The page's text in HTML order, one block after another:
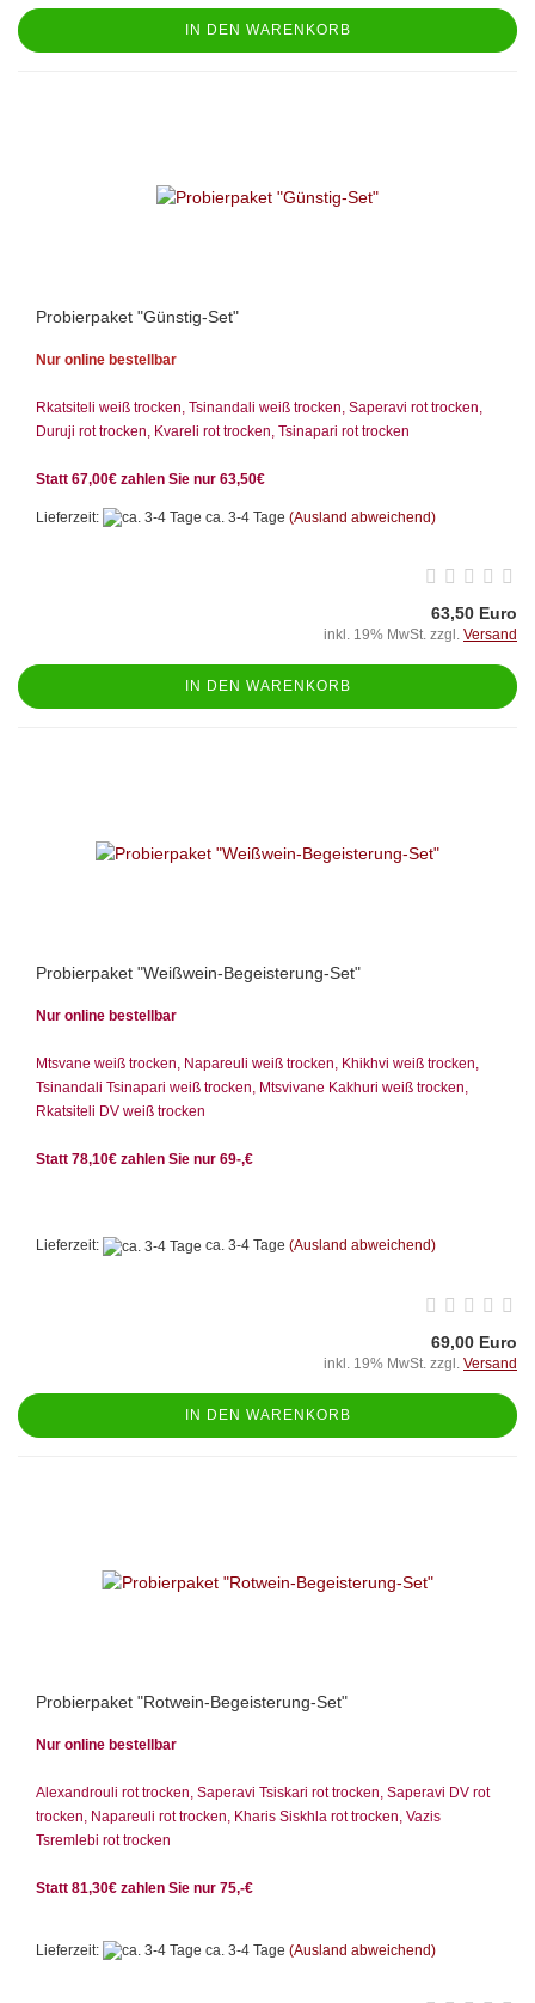
IN DEN WARENKORB
Probierpaket "Günstig-Set"
Nur online bestellbar
Rkatsiteli weiß trocken, Tsinandali weiß trocken, Saperavi rot trocken,
Duruji rot trocken, Kvareli rot trocken, Tsinapari rot trocken
Statt 67,00€ zahlen Sie nur 63,50€
Lieferzeit: ca. 3-4 Tage (Ausland abweichend)
63,50 Euro
inkl. 19% MwSt. zzgl. Versand
IN DEN WARENKORB
Probierpaket "Weißwein-Begeisterung-Set"
Nur online bestellbar
Mtsvane weiß trocken, Napareuli weiß trocken, Khikhvi weiß trocken,
Tsinandali Tsinapari weiß trocken, Mtsvivane Kakhuri weiß trocken,
Rkatsiteli DV weiß trocken
Statt 78,10€ zahlen Sie nur 69-,€
Lieferzeit: ca. 3-4 Tage (Ausland abweichend)
69,00 Euro
inkl. 19% MwSt. zzgl. Versand
IN DEN WARENKORB
Probierpaket "Rotwein-Begeisterung-Set"
Nur online bestellbar
Alexandrouli rot trocken, Saperavi Tsiskari rot trocken, Saperavi DV rot
trocken, Napareuli rot trocken, Kharis Siskhla rot trocken, Vazis
Tsremlebi rot trocken
Statt 81,30€ zahlen Sie nur 75,-€
Lieferzeit: ca. 3-4 Tage (Ausland abweichend)